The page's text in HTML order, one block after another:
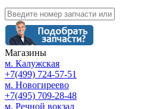
Магазины
м. Калужская
+7(499) 724-57-51
м. Новогиреево
+7(495) 709-28-48
м. Речной вокзал